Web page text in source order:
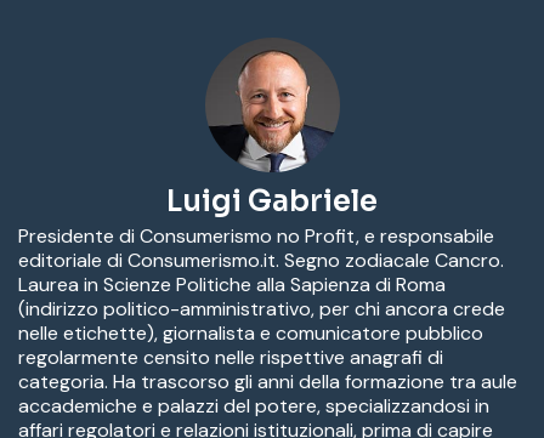
Luigi Gabriele
Presidente di Consumerismo no Profit, e responsabile
editoriale di Consumerismo.it. Segno zodiacale Cancro.
Laurea in Scienze Politiche alla Sapienza di Roma
(indirizzo politico-amministrativo, per chi ancora crede
nelle etichette), giornalista e comunicatore pubblico
regolarmente censito nelle rispettive anagrafi di
categoria. Ha trascorso gli anni della formazione tra aule
accademiche e palazzi del potere, specializzandosi in
affari regolatori e relazioni istituzionali, prima di capire